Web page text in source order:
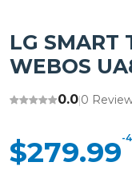
LG SMART
WEBOS
0.0|0
$279.99-